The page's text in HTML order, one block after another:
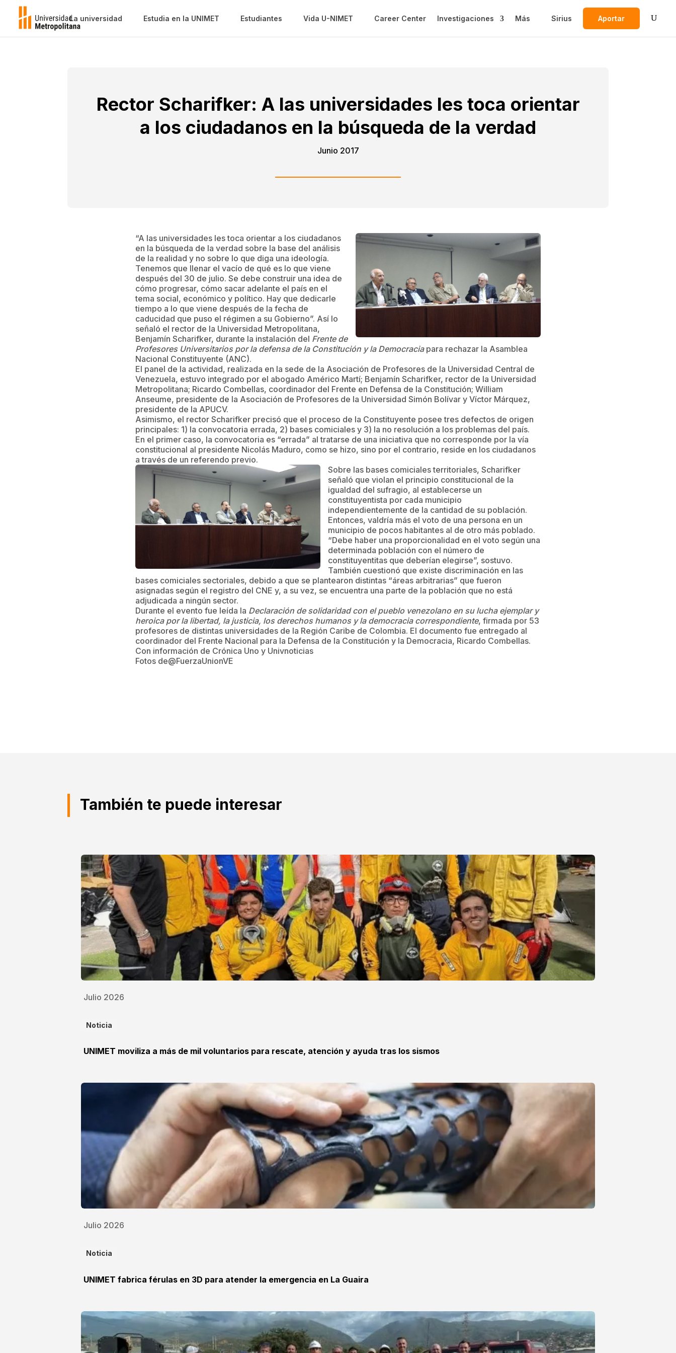
La universidad Estudia en la UNIMET Estudiantes Vida U-NIMET Career Center Investigaciones Más Sirius Aportar
Rector Scharifker: A las universidades les toca orientar
a los ciudadanos en la búsqueda de la verdad
Junio 2017
“A las universidades les toca orientar a los ciudadanos
en la búsqueda de la verdad sobre la base del análisis
de la realidad y no sobre lo que diga una ideología.
Tenemos que llenar el vacío de qué es lo que viene
después del 30 de julio. Se debe construir una idea de
cómo progresar, cómo sacar adelante el país en el
tema social, económico y político. Hay que dedicarle
tiempo a lo que viene después de la fecha de
caducidad que puso el régimen a su Gobierno”. Así lo
señaló el rector de la Universidad Metropolitana,
Benjamín Scharifker, durante la instalación del Frente de
Profesores Universitarios por la defensa de la Constitución y la Democracia para rechazar la Asamblea
Nacional Constituyente (ANC).
El panel de la actividad, realizada en la sede de la Asociación de Profesores de la Universidad Central de
Venezuela, estuvo integrado por el abogado Américo Martí; Benjamín Scharifker, rector de la Universidad
Metropolitana; Ricardo Combellas, coordinador del Frente en Defensa de la Constitución; William
Anseume, presidente de la Asociación de Profesores de la Universidad Simón Bolívar y Víctor Márquez,
presidente de la APUCV.
Asimismo, el rector Scharifker precisó que el proceso de la Constituyente posee tres defectos de origen
principales: 1) la convocatoria errada, 2) bases comiciales y 3) la no resolución a los problemas del país.
En el primer caso, la convocatoria es “errada” al tratarse de una iniciativa que no corresponde por la vía
constitucional al presidente Nicolás Maduro, como se hizo, sino por el contrario, reside en los ciudadanos
a través de un referendo previo.
Sobre las bases comiciales territoriales, Scharifker
señaló que violan el principio constitucional de la
igualdad del sufragio, al establecerse un
constituyentista por cada municipio
independientemente de la cantidad de su población.
Entonces, valdría más el voto de una persona en un
municipio de pocos habitantes al de otro más poblado.
“Debe haber una proporcionalidad en el voto según una
determinada población con el número de
constituyentitas que deberían elegirse”, sostuvo.
También cuestionó que existe discriminación en las
bases comiciales sectoriales, debido a que se plantearon distintas “áreas arbitrarias” que fueron
asignadas según el registro del CNE y, a su vez, se encuentra una parte de la población que no está
adjudicada a ningún sector.
Durante el evento fue leída la Declaración de solidaridad con el pueblo venezolano en su lucha ejemplar y
heroica por la libertad, la justicia, los derechos humanos y la democracia correspondiente, firmada por 53
profesores de distintas universidades de la Región Caribe de Colombia. El documento fue entregado al
coordinador del Frente Nacional para la Defensa de la Constitución y la Democracia, Ricardo Combellas.
Con información de Crónica Uno y Univnoticias
Fotos de@FuerzaUnionVE
También te puede interesar
Julio 2026
Noticia
UNIMET moviliza a más de mil voluntarios para rescate, atención y ayuda tras los sismos
Julio 2026
Noticia
UNIMET fabrica férulas en 3D para atender la emergencia en La Guaira